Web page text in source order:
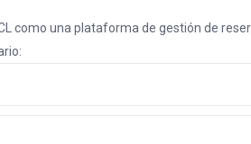
como una plataforma de gestión de